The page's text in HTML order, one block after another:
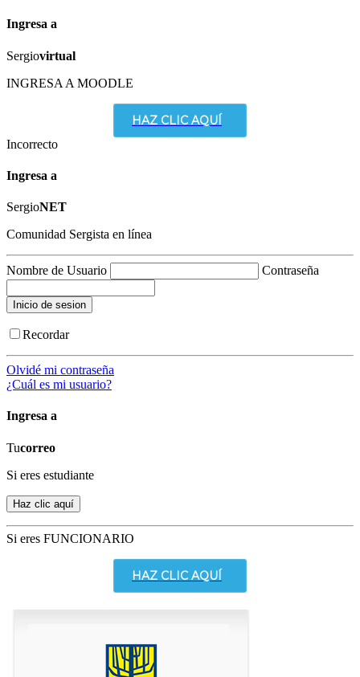
Ingresa a
Sergiovirtual
INGRESA A MOODLE
HAZ CLIC AQUÍ
Incorrecto
Ingresa a
SergioNET
Comunidad Sergista en línea
Nombre de Usuario Contraseña
Recordar
Olvidé mi contraseña
¿Cuál es mi usuario?
Ingresa a
Tucorreo
Si eres estudiante
Si eres FUNCIONARIO
HAZ CLIC AQUÍ